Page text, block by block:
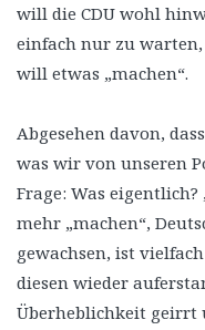
will die CDU wohl
einfach nur zu warten,
will etwas „machen“.
Abgesehen davon,
was wir von unseren
Frage: Was
mehr „machen“,
gewachsen, ist
diesen wieder
Überheblichkeit geirrt